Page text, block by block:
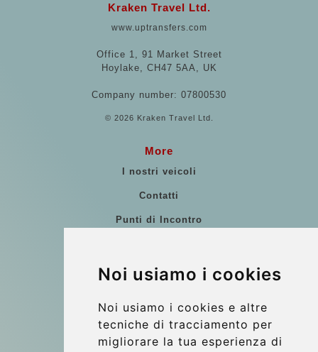
Noi usiamo i cookies
Noi usiamo i cookies e altre
tecniche di tracciamento per
migliorare la tua esperienza di
Kraken Travel Ltd.
www.uptransfers.com
Office 1, 91 Market Street
Hoylake, CH47 5AA, UK
Company number: 07800530
© 2026 Kraken Travel Ltd.
More
I nostri veicoli
Contatti
Punti di Incontro
Riferimenti
Update cookies preferences